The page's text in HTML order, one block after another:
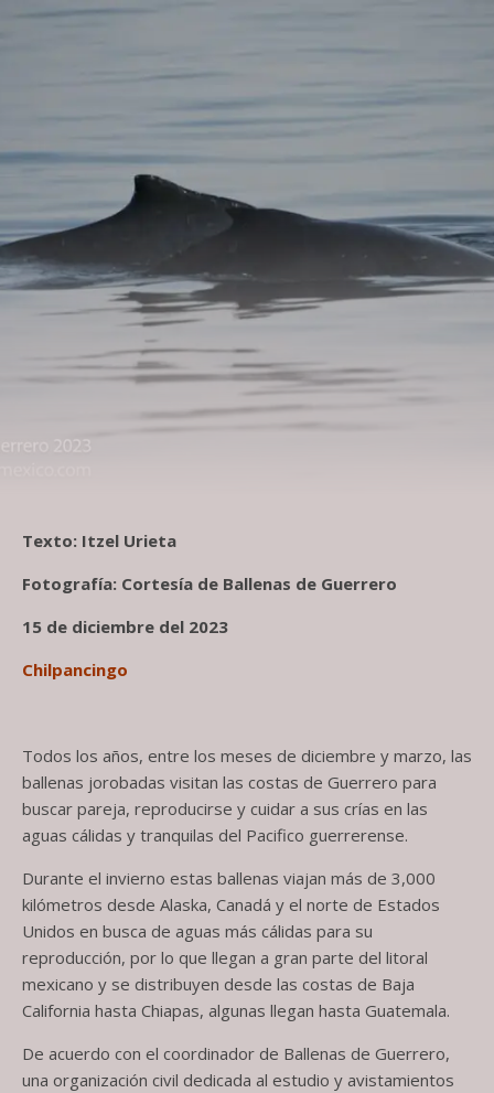
Texto: Itzel Urieta
Fotografía: Cortesía de Ballenas de Guerrero
15 de diciembre del 2023
Chilpancingo
Todos los años, entre los meses de diciembre y marzo, las
ballenas jorobadas visitan las costas de Guerrero para
buscar pareja, reproducirse y cuidar a sus crías en las
aguas cálidas y tranquilas del Pacifico guerrerense.
Durante el invierno estas ballenas viajan más de 3,000
kilómetros desde Alaska, Canadá y el norte de Estados
Unidos en busca de aguas más cálidas para su
reproducción, por lo que llegan a gran parte del litoral
mexicano y se distribuyen desde las costas de Baja
California hasta Chiapas, algunas llegan hasta Guatemala.
De acuerdo con el coordinador de Ballenas de Guerrero,
una organización civil dedicada al estudio y avistamientos